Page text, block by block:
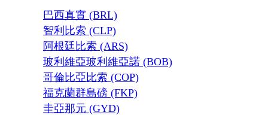
巴西真實 (BRL)
智利比索 (CLP)
阿根廷比索 (ARS)
玻利維亞玻利維亞諾 (BOB)
哥倫比亞比索 (COP)
福克蘭群島磅 (FKP)
圭亞那元 (GYD)